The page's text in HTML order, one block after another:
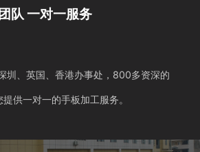
队 一对一服务
圳、英国、香港办事处，800多资深的
供一对一的手板加工服务。